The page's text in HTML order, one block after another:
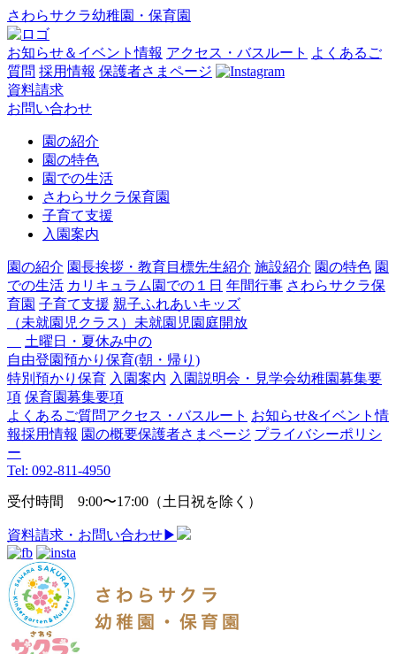
さわらサクラ幼稚園・保育園
お知らせ＆イベント情報 アクセス・バスルート よくあるご
質問 採用情報 保護者さまページ
資料請求
お問い合わせ
園の紹介
園の特色
園での生活
さわらサクラ保育園
子育て支援
入園案内
園の紹介 園長挨拶・教育目標先生紹介 施設紹介 園の特色 園
での生活 カリキュラム 園での１日 年間行事 さわらサクラ保
育園 子育て支援 親子ふれあいキッズ
（未就園児クラス） 未就園児園庭開放
土曜日・夏休み中の
自由登園預かり保育(朝・帰り)
特別預かり保育 入園案内 入園説明会・見学会幼稚園募集要
項 保育園募集要項
よくあるご質問アクセス・バスルート お知らせ&イベント情
報採用情報 園の概要保護者さまページ プライバシーポリシ
ー
Tel: 092-811-4950
受付時間 9:00〜17:00（土日祝を除く）
資料請求・お問い合わせ▶︎